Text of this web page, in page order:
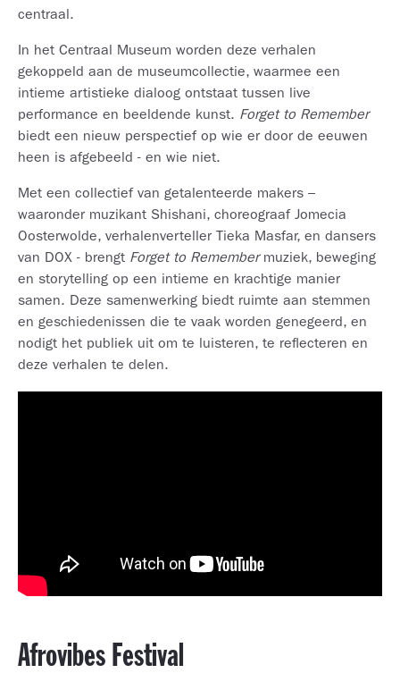
centraal.
In het Centraal Museum worden deze verhalen
gekoppeld aan de museumcollectie, waarmee een
intieme artistieke dialoog ontstaat tussen live
performance en beeldende kunst. Forget to Remember
biedt een nieuw perspectief op wie er door de eeuwen
heen is afgebeeld - en wie niet.
Met een collectief van getalenteerde makers –
waaronder muzikant Shishani, choreograaf Jomecia
Oosterwolde, verhalenverteller Tieka Masfar, en dansers
van DOX - brengt Forget to Remembermuziek, beweging
en storytelling op een intieme en krachtige manier
samen. Deze samenwerking biedt ruimte aan stemmen
en geschiedenissen die te vaak worden genegeerd, en
nodigt het publiek uit om te luisteren, te reflecteren en
deze verhalen te delen.
Afrovibes Festival